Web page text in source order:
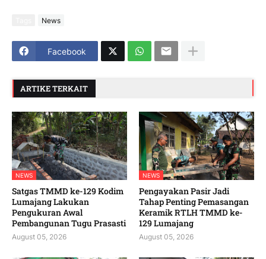
News
Facebook
ARTIKE TERKAIT
NEWS
Satgas TMMD ke-129 Kodim
Lumajang Lakukan
Pengukuran Awal
Pembangunan Tugu Prasasti
August 05, 2026
NEWS
Pengayakan Pasir Jadi
Tahap Penting Pemasangan
Keramik RTLH TMMD ke-
129 Lumajang
August 05, 2026